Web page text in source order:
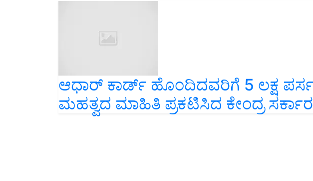
ಆಧಾರ್‌ ಕಾರ್ಡ್‌ ಹೊಂದಿದವರಿಗೆ 5 ಲಕ್ಷ
ಮಹತ್ವದ ಮಾಹಿತಿ ಪ್ರಕಟಿಸಿದ ಕೇಂದ್ರ ಸರ್ಕಾರ